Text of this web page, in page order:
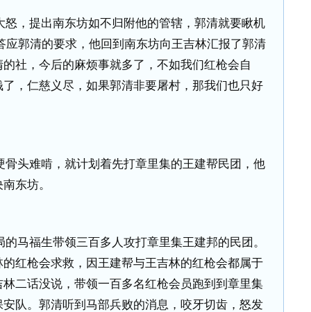
，提出南东坊如不归附他的管辖，郭清就要瞅机
应郭清的要求，他回到南东坊向王吉林汇报了郭清
社，今后的麻烦事就多了，不如我们红枪会自
，仁慈义尽，如果郭清非要屠村，那我们也只好
骨头难啃，就计划着先打章里集的王建帮民团，他
东坊。
马福生带领三百多人攻打章里集王建邦的民团。
红枪会求救，因王建帮与王吉林的红枪会都属于
二话没说，带领一百多名红枪会员跑到到章里集
队。郭清听到马部兵败的消息，咬牙切齿，怒发